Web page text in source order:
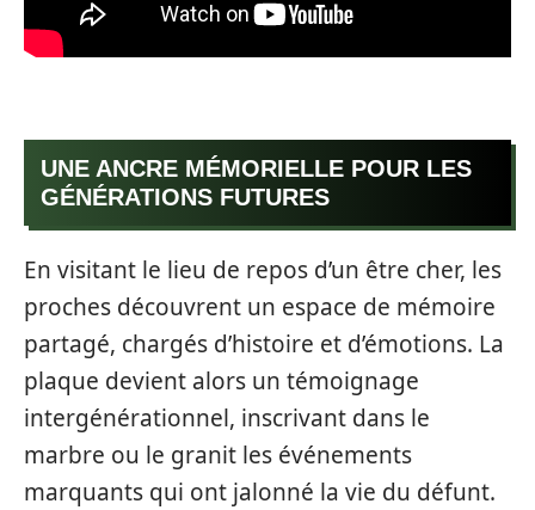
UNE ANCRE MÉMORIELLE POUR LES
GÉNÉRATIONS FUTURES
En visitant le lieu de repos d’un être cher, les
proches découvrent un espace de mémoire
partagé, chargés d’histoire et d’émotions. La
plaque devient alors un témoignage
intergénérationnel, inscrivant dans le
marbre ou le granit les événements
marquants qui ont jalonné la vie du défunt.